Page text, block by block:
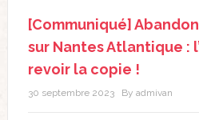
[Communiqué]
sur Nantes Atlantique :
revoir la copie !
30 septembre 2023 By admivan